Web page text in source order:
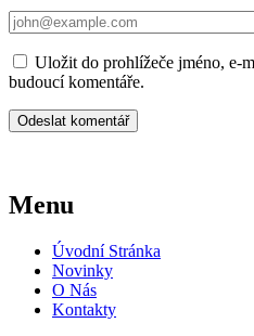
Uložit do prohlížeče jméno, e-
budoucí komentáře.
Menu
Úvodní Stránka
Novinky
O Nás
Kontakty